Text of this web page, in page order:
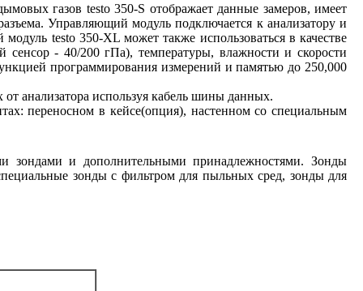
газов testo 350-S отображает данные замеров, имеет
Управляющий модуль подключается к анализатору и
testo 350-XL может также использоваться в качестве
сенсор - 40/200 гПа), температуры, влажности и скорости
программирования измерений и памятью до 250,000
от анализатора используя кабель шины данных.
переносном в кейсе(опция), настенном со специальным
зондами и дополнительными принадлежностями. Зонды
зонды с фильтром для пыльных сред, зонды для